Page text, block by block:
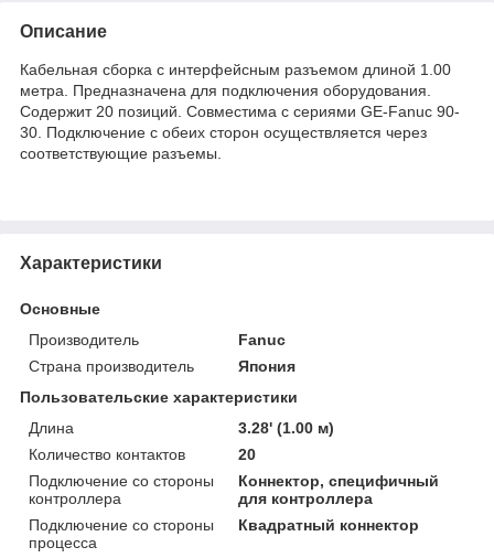
Описание
Кабельная сборка с интерфейсным разъемом длиной 1.00
метра. Предназначена для подключения оборудования.
Содержит 20 позиций. Совместима с сериями GE-Fanuc 90-
30. Подключение с обеих сторон осуществляется через
соответствующие разъемы.
Характеристики
Основные
Производитель
Fanuc
Страна производитель
Япония
Пользовательские характеристики
Длина
3.28' (1.00 м)
Количество контактов
20
Подключение со стороны
контроллера
Коннектор, специфичный
для контроллера
Подключение со стороны
процесса
Квадратный коннектор